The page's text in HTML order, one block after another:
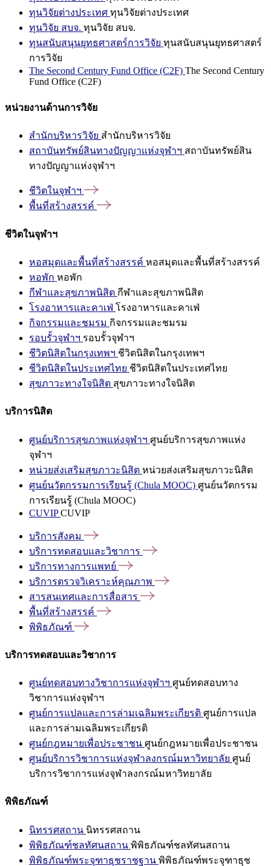
ทุนวิจัยต่างประเทศ ทุนวิจัยต่างประเทศ
ทุนวิจัย สบจ. ทุนวิจัย สบจ.
ทุนสนับสนุนยุทธศาสตร์การวิจัย ทุนสนับสนุนยุทธศาสตร์
การวิจัย
The Second Century Fund Office (C2F) The Second Century
Fund Office (C2F)
หน่วยงานด้านการวิจัย
สำนักบริหารวิจัย สำนักบริหารวิจัย
สถาบันทรัพย์สินทางปัญญาแห่งจุฬาฯ สถาบันทรัพย์สิน
ทางปัญญาแห่งจุฬาฯ
ชีวิตในจุฬาฯ
พื้นที่สร้างสรรค์
ชีวิตในจุฬาฯ
หอสมุดและพื้นที่สร้างสรรค์ หอสมุดและพื้นที่สร้างสรรค์
หอพัก หอพัก
กีฬาและสุขภาพนิสิต กีฬาและสุขภาพนิสิต
โรงอาหารและคาเฟ่ โรงอาหารและคาเฟ่
กิจกรรมและชมรม กิจกรรมและชมรม
รอบรั้วจุฬาฯ รอบรั้วจุฬาฯ
ชีวิตนิสิตในกรุงเทพฯ ชีวิตนิสิตในกรุงเทพฯ
ชีวิตนิสิตในประเทศไทย ชีวิตนิสิตในประเทศไทย
สุขภาวะทางใจนิสิต สุขภาวะทางใจนิสิต
บริการนิสิต
ศูนย์บริการสุขภาพแห่งจุฬาฯ ศูนย์บริการสุขภาพแห่ง
จุฬาฯ
หน่วยส่งเสริมสุขภาวะนิสิต หน่วยส่งเสริมสุขภาวะนิสิต
ศูนย์นวัตกรรมการเรียนรู้ (Chula MOOC) ศูนย์นวัตกรรม
การเรียนรู้ (Chula MOOC)
CUVIPCUVIP
บริการสังคม
บริการทดสอบและวิชาการ
บริการทางการแพทย์
บริการตรวจวิเคราะห์คุณภาพ
สารสนเทศและการสื่อสาร
พื้นที่สร้างสรรค์
พิพิธภัณฑ์
บริการทดสอบและวิชาการ
ศูนย์ทดสอบทางวิชาการแห่งจุฬาฯ ศูนย์ทดสอบทาง
วิชาการแห่งจุฬาฯ
ศูนย์การแปลและการล่ามเฉลิมพระเกียรติ ศูนย์การแปล
และการล่ามเฉลิมพระเกียรติ
ศูนย์กฎหมายเพื่อประชาชน ศูนย์กฎหมายเพื่อประชาชน
ศูนย์บริการวิชาการแห่งจุฬาลงกรณ์มหาวิทยาลัย ศูนย์
บริการวิชาการแห่งจุฬาลงกรณ์มหาวิทยาลัย
พิพิธภัณฑ์
นิทรรศสถาน นิทรรศสถาน
พิพิธภัณฑ์ชลทัศนสถาน พิพิธภัณฑ์ชลทัศนสถาน
พิพิธภัณฑ์พระจุฑาธุชราชฐาน พิพิธภัณฑ์พระจุฑาธุช